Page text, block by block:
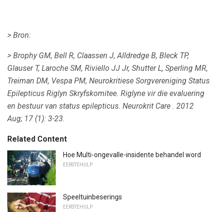
> Bron:
> Brophy GM, Bell R, Claassen J, Alldredge B, Bleck TP,
Glauser T, Laroche SM, Riviello JJ Jr, Shutter L, Sperling MR,
Treiman DM, Vespa PM, Neurokritiese Sorgvereniging Status
Epilepticus Riglyn Skryfskomitee. Riglyne vir die evaluering
en bestuur van status epilepticus. Neurokrit Care . 2012
Aug; 17 (1): 3-23.
Related Content
Hoe Multi-ongevalle-insidente behandel word
EERSTEHULP
Speeltuinbeserings
EERSTEHULP